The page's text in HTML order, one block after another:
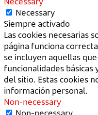
Necessary
Siempre activado
Las cookies necesarias
página funciona
se incluyen aquellas
funcionalidades básicas
del sitio. Estas cookies
información personal.
Non-necessary
Non-necessary